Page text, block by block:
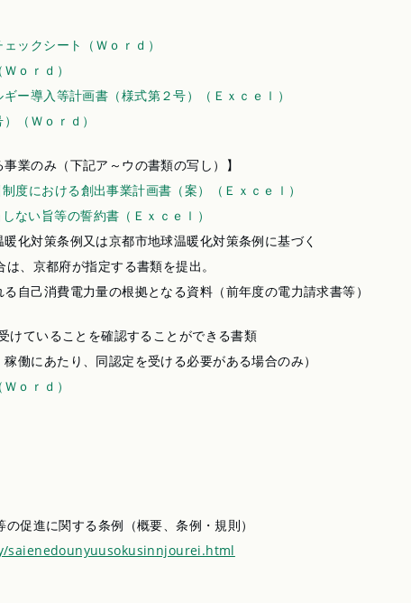
ックシート（Ｗｏｒｄ）
ｏｒｄ）
ー導入等計画書（様式第２号）（Ｅｘｃｅｌ）
（Ｗｏｒｄ）
のみ（下記ア～ウの書類の写し）】
度における創出事業計画書（案）（Ｅｘｃｅｌ）
ない旨等の誓約書（Ｅｘｃｅｌ）
策条例又は京都市地球温暖化対策条例に基づく
府が指定する書類を提出。
己消費電力量の根拠となる資料（前年度の電力請求書等）
ていることを確認することができる書類
にあたり、同認定を受ける必要がある場合のみ）
ｏｒｄ）
促進に関する条例（概要、条例・規則）